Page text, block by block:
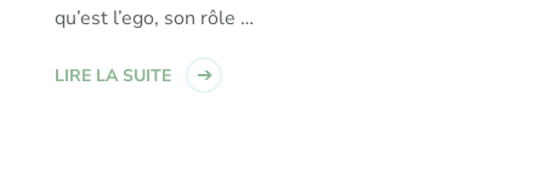
qu’est l’ego, son rôle …
LIRE LA SUITE